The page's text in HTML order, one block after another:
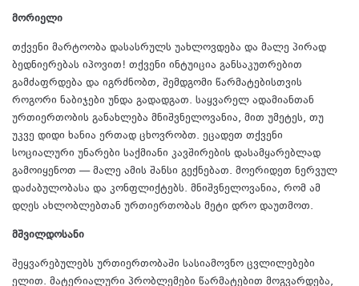
მორიელი
თქვენი მარტოობა დასასრულს უახლოვდება და მალე პირად
ბედნიერებას იპოვით! თქვენი ინტუიცია განსაკუთრებით
გამძაფრდება და იგრძნობთ, შემდგომი წარმატებისთვის
როგორი ნაბიჯები უნდა გადადგათ. საყვარელ ადამიანთან
ურთიერთობის განახლება მნიშვნელოვანია, მით უმეტეს, თუ
უკვე დიდი ხანია ერთად ცხოვრობთ. ეცადეთ თქვენი
სოციალური უნარები საქმიანი კავშირების დასამყარებლად
გამოიყენოთ — მალე ამის შანსი გექნებათ. მოერიდეთ ნერვულ
დაძაბულობასა და კონფლიქტებს. მნიშვნელოვანია, რომ ამ
დღეს ახლობლებთან ურთიერთობას მეტი დრო დაუთმოთ.
მშვილდოსანი
შეყვარებულებს ურთიერთობაში სასიამოვნო ცვლილებები
ელით. მატერიალური პრობლემები წარმატებით მოგვარდება,